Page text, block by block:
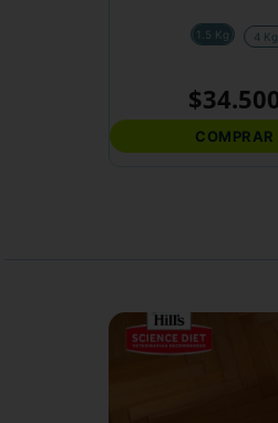
1.5 Kg 4 Kg
$34.
COMPRAR